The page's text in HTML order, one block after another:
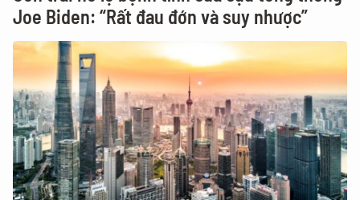
Joe Biden: “Rất đau đớn và suy nhược”